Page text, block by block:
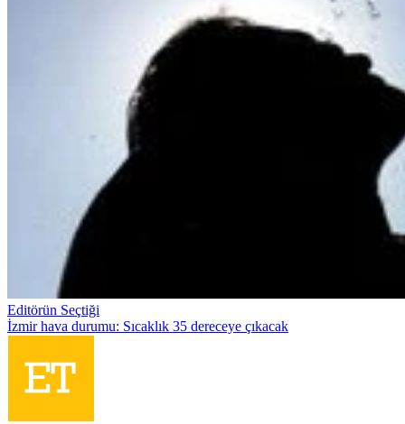
Editörün Seçtiği
İzmir hava durumu: Sıcaklık 35 dereceye çıkacak